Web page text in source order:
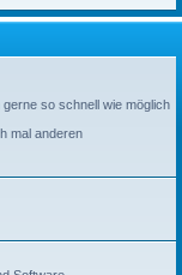
so schnell wie möglich
mal anderen